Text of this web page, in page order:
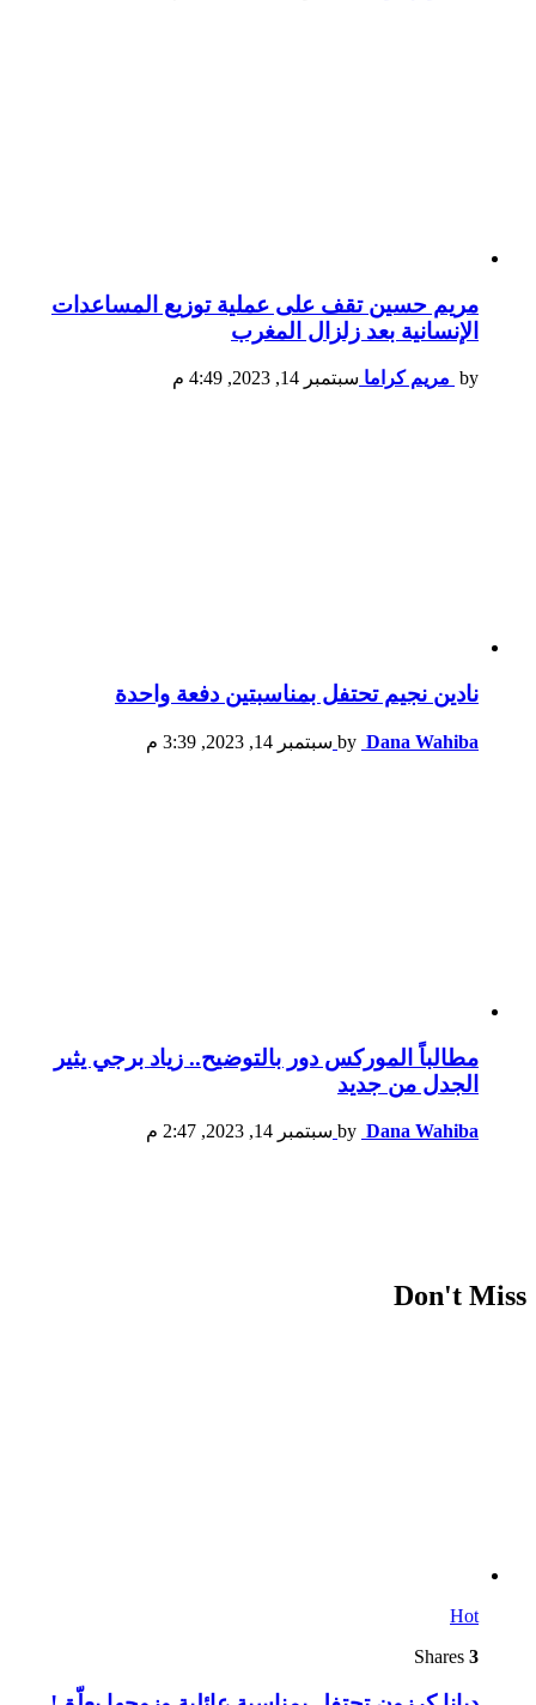
مريم حسين تقف على عملية توزيع المساعدات
الإنسانية بعد زلزال المغرب
by مريم كراما سبتمبر 14, 2023, 4:49 م
نادين نجيم تحتفل بمناسبتين دفعة واحدة
by Dana Wahiba سبتمبر 14, 2023, 3:39 م
مطالباً الموركس دور بالتوضيح.. زياد برجي يثير
الجدل من جديد
by Dana Wahiba سبتمبر 14, 2023, 2:47 م
Don't Miss
Hot
3